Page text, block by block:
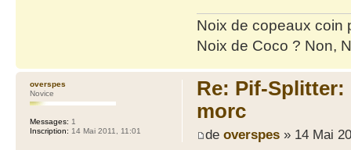
Noix de copeaux coin
Noix de Coco ? Non,
Re: Pif-
morc
de overspes» 14 Mai
overspes
Novice
Messages: 1
Inscription: 14 Mai 2011, 11:01